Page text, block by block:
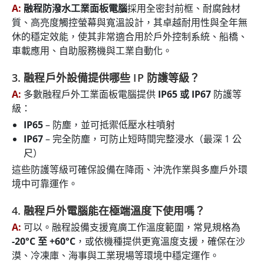
A: 融程防潑水工業面板電腦採用全密封前框、耐腐蝕材
質、高亮度觸控螢幕與寬溫設計，其卓越耐用性與全年無
休的穩定效能，使其非常適合用於戶外控制系統、船橋、
車載應用、自助服務機與工業自動化。
3. 融程戶外設備提供哪些 IP 防護等級？
A: 多數融程戶外工業面板電腦提供 IP65 或 IP67 防護等
級：
IP65– 防塵，並可抵禦低壓水柱噴射
IP67– 完全防塵，可防止短時間完整浸水（最深 1 公
尺）
這些防護等級可確保設備在降雨、沖洗作業與多塵戶外環
境中可靠運作。
4. 融程戶外電腦能在極端溫度下使用嗎？
A: 可以。融程設備支援寬廣工作溫度範圍，常見規格為
-20°C 至 +60°C ，或依機種提供更寬溫度支援，確保在沙
漠、冷凍庫、海事與工業現場等環境中穩定運作。